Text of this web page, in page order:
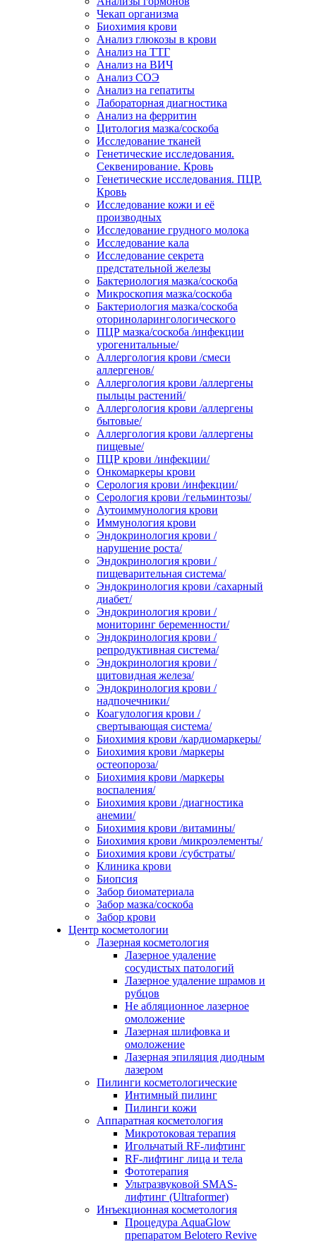
Чекап организма
Биохимия крови
Анализ глюкозы в крови
Анализ на ТТГ
Анализ на ВИЧ
Анализ СОЭ
Анализ на гепатиты
Лабораторная диагностика
Анализ на ферритин
Цитология мазка/соскоба
Исследование тканей
Генетические исследования.
Секвенирование. Кровь
Генетические исследования. ПЦР.
Кровь
Исследование кожи и её
производных
Исследование грудного молока
Исследование кала
Исследование секрета
предстательной железы
Бактериология мазка/соскоба
Микроскопия мазка/соскоба
Бактериология мазка/соскоба
оториноларингологического
ПЦР мазка/соскоба /инфекции
урогенитальные/
Аллергология крови /смеси
аллергенов/
Аллергология крови /аллергены
пыльцы растений/
Аллергология крови /аллергены
бытовые/
Аллергология крови /аллергены
пищевые/
ПЦР крови /инфекции/
Онкомаркеры крови
Серология крови /инфекции/
Серология крови /гельминтозы/
Аутоиммунология крови
Иммунология крови
Эндокринология крови /
нарушение роста/
Эндокринология крови /
пищеварительная система/
Эндокринология крови /сахарный
диабет/
Эндокринология крови /
мониторинг беременности/
Эндокринология крови /
репродуктивная система/
Эндокринология крови /
щитовидная железа/
Эндокринология крови /
надпочечники/
Коагулология крови /
свертывающая система/
Биохимия крови /кардиомаркеры/
Биохимия крови /маркеры
остеопороза/
Биохимия крови /маркеры
воспаления/
Биохимия крови /диагностика
анемии/
Биохимия крови /витамины/
Биохимия крови /микроэлементы/
Биохимия крови /субстраты/
Клиника крови
Биопсия
Забор биоматериала
Забор мазка/соскоба
Забор крови
Центр косметологии
Лазерная косметология
Лазерное удаление
сосудистых патологий
Лазерное удаление шрамов и
рубцов
Не абляционное лазерное
омоложение
Лазерная шлифовка и
омоложение
Лазерная эпиляция диодным
лазером
Пилинги косметологические
Интимный пилинг
Пилинги кожи
Аппаратная косметология
Микротоковая терапия
Игольчатый RF-лифтинг
RF-лифтинг лица и тела
Фототерапия
Ультразвуковой SMAS-
лифтинг (Ultraformer)
Инъекционная косметология
Процедура AquaGlow
препаратом Belotero Revive